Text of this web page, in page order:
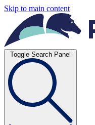
Skip to main content
Toggle Search Panel